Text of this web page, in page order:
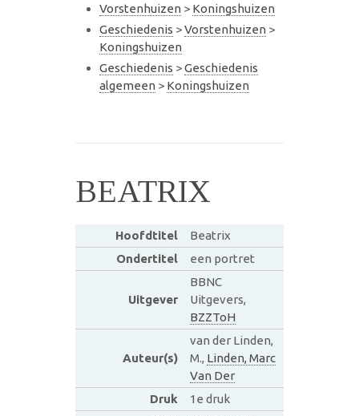
Vorstenhuizen > Koningshuizen
Geschiedenis >Vorstenhuizen >
Koningshuizen
Geschiedenis >Geschiedenis
algemeen > Koningshuizen
BEATRIX
Hoofdtitel
Beatrix
Ondertitel
een portret
Uitgever
BBNC
Uitgevers,
BZZToH
Auteur(s)
van der Linden,
M., Linden, Marc
Van Der
Druk
1e druk